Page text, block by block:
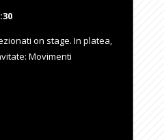
on stage. In platea,
Movimenti